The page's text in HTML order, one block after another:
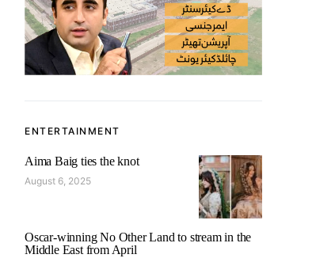
ENTERTAINMENT
Aima Baig ties the knot
August 6, 2025
Oscar-winning No Other Land to stream in the
Middle East from April